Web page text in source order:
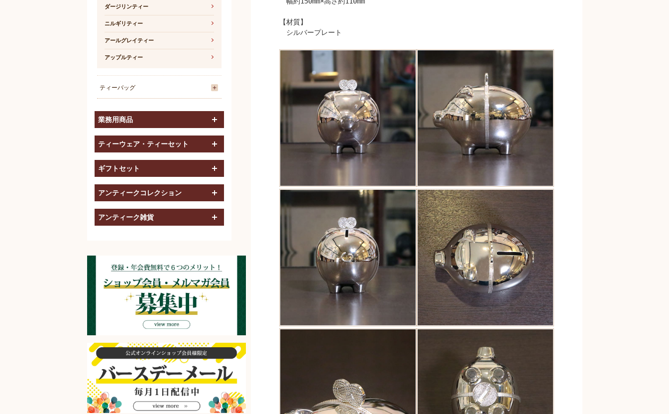
ダージリンティー
ニルギリティー
アールグレイティー
アップルティー
ティーバッグ
業務用商品
ティーウェア・ティーセット
ギフトセット
アンティークコレクション
アンティーク雑貨
【材質】
シルバープレート